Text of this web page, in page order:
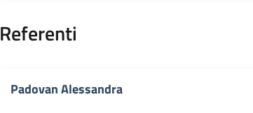
Referenti
Padovan Alessandra